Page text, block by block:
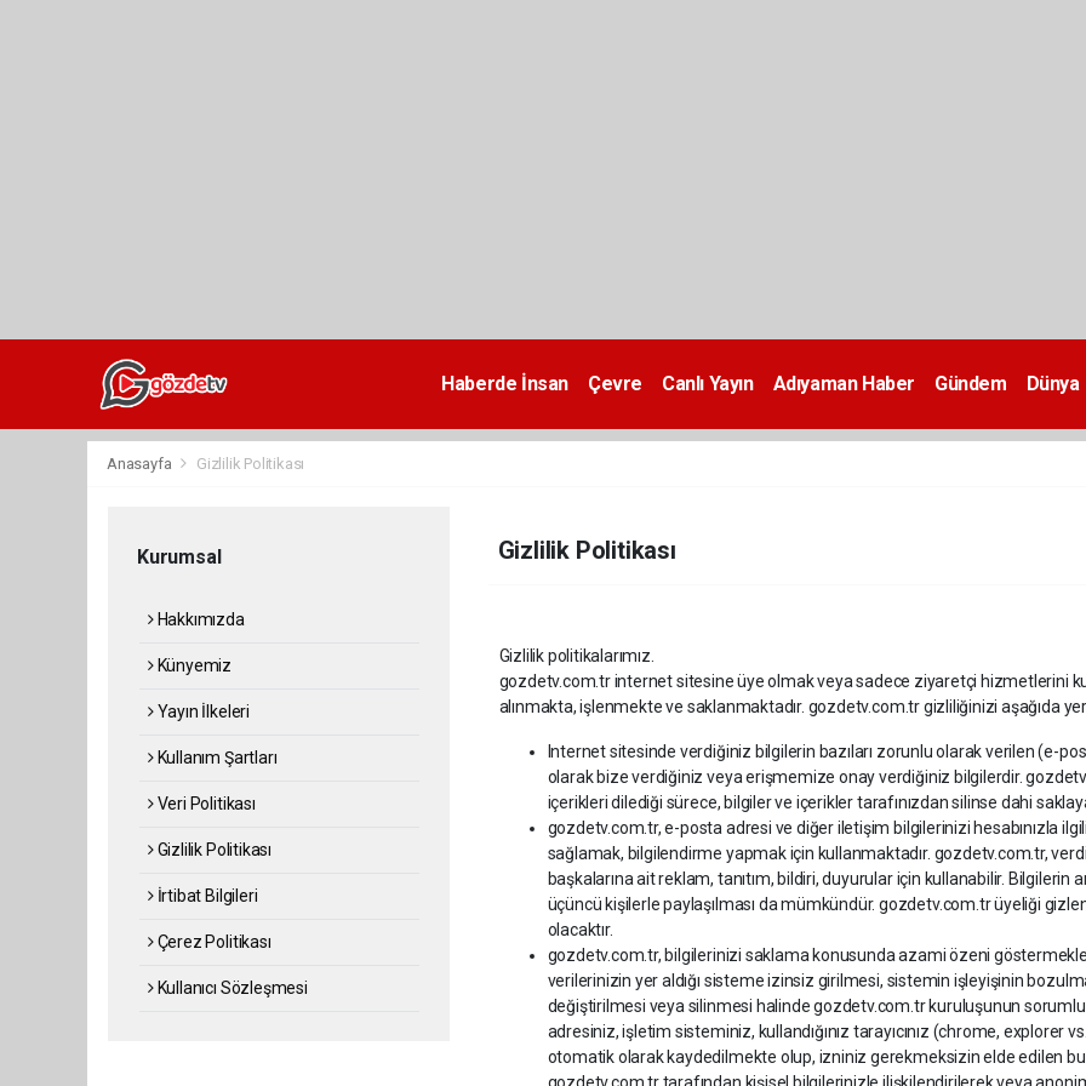
Haberde İnsan Çevre Canlı Yayın Adıyaman Haber Gündem Dünya
Anasayfa Gizlilik Politikası
Kurumsal
Hakkımızda
Künyemiz
Yayın İlkeleri
Kullanım Şartları
Veri Politikası
Gizlilik Politikası
İrtibat Bilgileri
Çerez Politikası
Kullanıcı Sözleşmesi
Gizlilik Politikası
Gizlilik politikalarımız.
gozdetv.com.tr internet sitesine üye olmak veya sadece ziyaretçi hizmetlerini
alınmakta, işlenmekte ve saklanmaktadır. gozdetv.com.tr gizliliğinizi aşağıda
Internet sitesinde verdiğiniz bilgilerin bazıları zorunlu olarak verilen (e-
olarak bize verdiğiniz veya erişmemize onay verdiğiniz bilgilerdir.
içerikleri dilediği sürece, bilgiler ve içerikler tarafınızdan silinse dahi
gozdetv.com.tr, e-posta adresi ve diğer iletişim bilgilerinizi hesabınızla
sağlamak, bilgilendirme yapmak için kullanmaktadır. gozdetv.com.tr,
başkalarına ait reklam, tanıtım, bildiri, duyurular için kullanabilir. Bilgilerin
üçüncü kişilerle paylaşılması da mümkündür. gozdetv.com.tr üyeliği
olacaktır.
gozdetv.com.tr, bilgilerinizi saklama konusunda azami özeni
verilerinizin yer aldığı sisteme izinsiz girilmesi, sistemin işleyişinin
değiştirilmesi veya silinmesi halinde gozdetv.com.tr kuruluşunun
adresiniz, işletim sisteminiz, kullandığınız tarayıcınız (chrome, explorer
otomatik olarak kaydedilmekte olup, izniniz gerekmeksizin elde edilen bu